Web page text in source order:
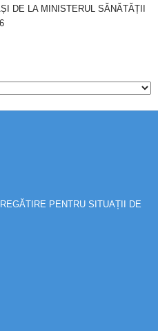
DE LA MINISTERUL SĂNĂTĂȚII
PENTRU SITUAȚII DE